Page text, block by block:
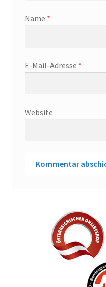
Name *
E-Mail-Adresse *
Website